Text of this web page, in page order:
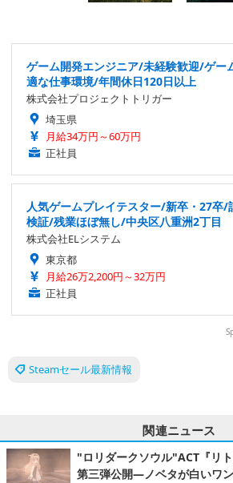
ゲーム開発エンジニア/未経験歓迎/ゲー
適な仕事環境/年間休日120日以上
株式会社プロジェクトトリガー
埼玉県
月給34万円～60万円
正社員
人気ゲームプレイテスター/新卒・27卒/
検証/残業ほぼ無し/中央区八重洲2丁目
株式会社ELシステム
東京都
月給26万2,200円～32万円
正社員
Steamセール最新情報
関連ニュース
"ロリダークソウル"ACT『リ
第三弾公開―ノベタが白いワ